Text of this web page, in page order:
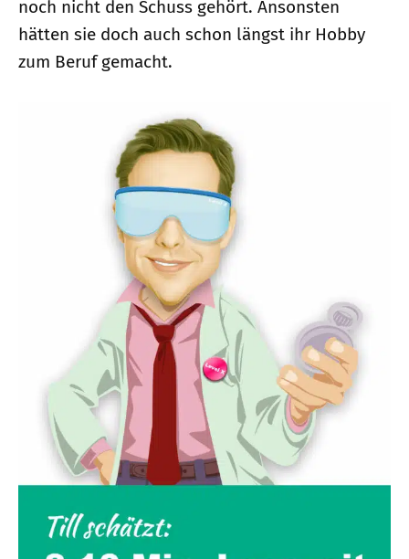
noch nicht den Schuss gehört. Ansonsten
hätten sie doch auch schon längst ihr Hobby
zum Beruf gemacht.